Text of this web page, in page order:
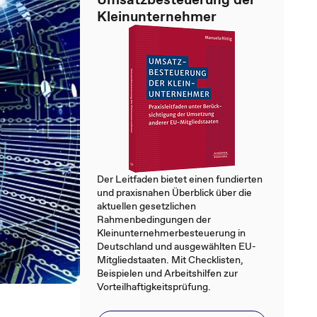
Kleinunternehmer
Der Leitfaden bietet einen fundierten
und praxisnahen Überblick über die
aktuellen gesetzlichen
Rahmenbedingungen der
Kleinunternehmerbesteuerung in
Deutschland und ausgewählten EU-
Mitgliedstaaten. Mit Checklisten,
Beispielen und Arbeitshilfen zur
Vorteilhaftigkeitsprüfung.